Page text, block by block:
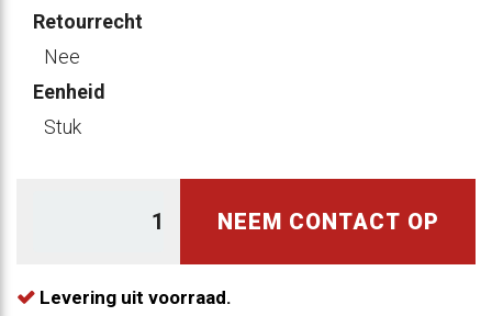
Retourrecht
Nee
Eenheid
Stuk
NEEM CONTACT OP
Levering uit voorraad.